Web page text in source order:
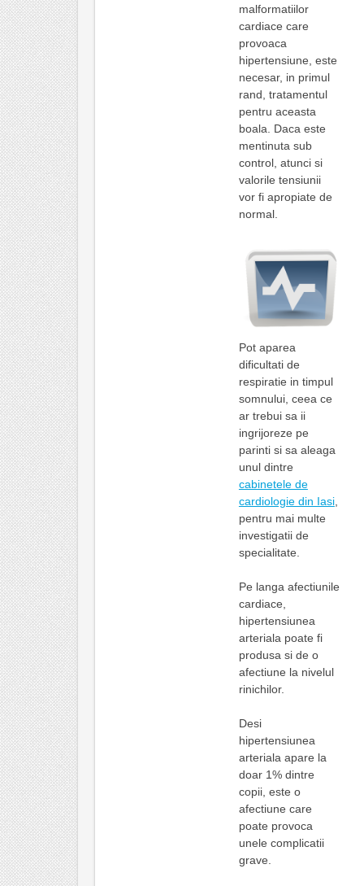
malformatiilor
cardiace care
provoaca
hipertensiune, este
necesar, in primul
rand, tratamentul
pentru aceasta
boala. Daca este
mentinuta sub
control, atunci si
valorile tensiunii
vor fi apropiate de
normal.
Pot aparea
dificultati de
respiratie in timpul
somnului, ceea ce
ar trebui sa ii
ingrijoreze pe
parinti si sa aleaga
unul dintre
cabinetele de
cardiologie din Iasi,
pentru mai multe
investigatii de
specialitate.
Pe langa afectiunile
cardiace,
hipertensiunea
arteriala poate fi
produsa si de o
afectiune la nivelul
rinichilor.
Desi
hipertensiunea
arteriala apare la
doar 1% dintre
copii, este o
afectiune care
poate provoca
unele complicatii
grave.